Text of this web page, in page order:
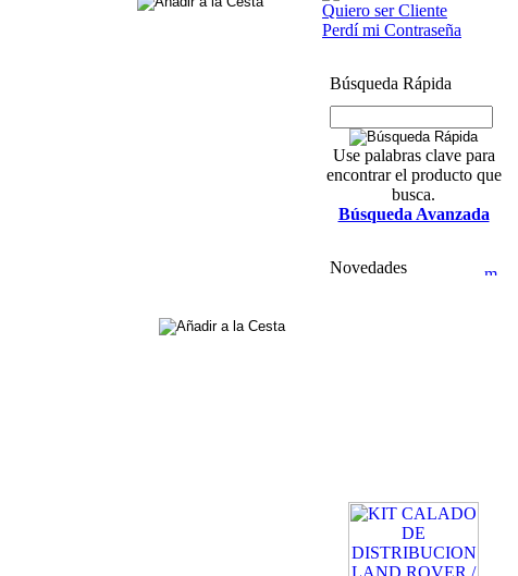
Quiero ser Cliente
Perdí mi Contraseña
Búsqueda Rápida
Use palabras clave para
encontrar el producto que
busca.
Búsqueda Avanzada
Novedades